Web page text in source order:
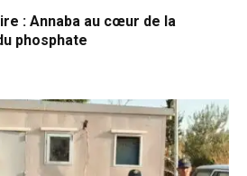
: Annaba au cœur de la
phosphate